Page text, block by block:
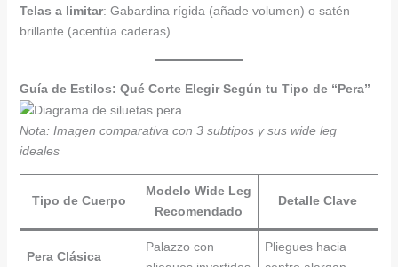
Telas a limitar: Gabardina rígida (añade volumen) o satén
brillante (acentúa caderas).
Guía de Estilos: Qué Corte Elegir Según tu Tipo de “Pera”
Nota: Imagen comparativa con 3 subtipos y sus wide leg
ideales
Tipo de Cuerpo
Modelo Wide Leg
Recomendado
Detalle Clave
Pera Clásica
Palazzo con
Pliegues hacia